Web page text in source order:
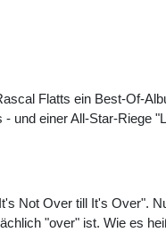
Flatts ein Best-Of-
und einer All-Star-Riege
Not Over till It's Over".
"over" ist. Wie es